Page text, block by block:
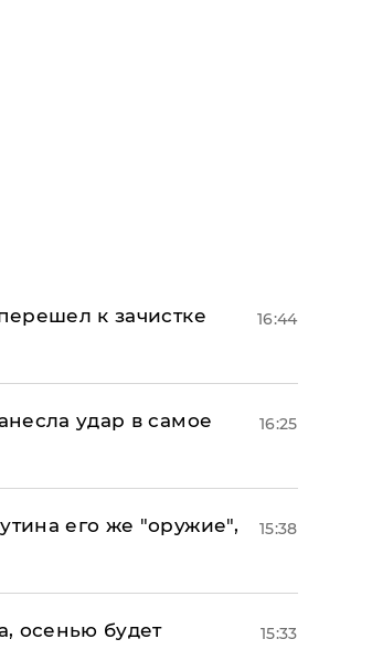
к зачистке
16:44
удар в самое
16:25
его же "оружие",
15:38
осенью будет
15:33